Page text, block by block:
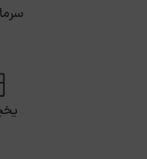
فاصله تا
فاصله تا
فاصله تا